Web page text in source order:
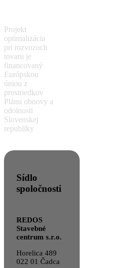
Projekt
optimalizácia
pri rozvozoch
tovaru je
financovaný
Európskou
úniou z
prostriedkov
Plánu obnovy a
odolnosti
Slovenskej
republiky
Sídlo
spoločnosti
REDOS
Stavebné
centrum s.r.o.
Horelica 489
022 01 Čadca